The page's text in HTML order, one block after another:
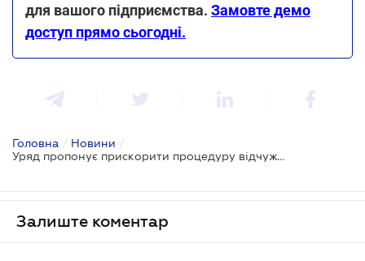
для вашого підприємства. Замовте демо
доступ прямо сьогодні.
Головна / Новини /
Уряд пропонує прискорити процедуру відчуження земельних ділянок для будівництва автомобільних доріг
Залиште коментар